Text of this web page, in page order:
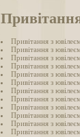
Привітання з
Привітання з
Привітання з
Привітання з
Привітання з
Привітання з
Привітання з
Привітання з
Привітання з
Привітання з
Привітання з
Привітання з